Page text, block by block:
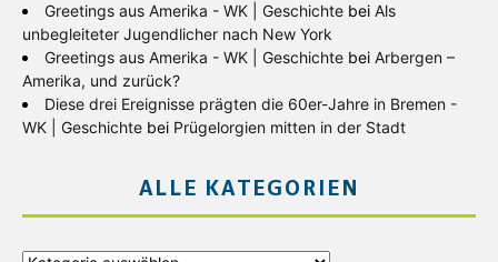
Greetings aus Amerika - WK | Geschichte bei Als
unbegleiteter Jugendlicher nach New York
Greetings aus Amerika - WK | Geschichte bei Arbergen –
Amerika, und zurück?
Diese drei Ereignisse prägten die 60er-Jahre in Bremen -
WK | Geschichte bei Prügelorgien mitten in der Stadt
ALLE KATEGORIEN